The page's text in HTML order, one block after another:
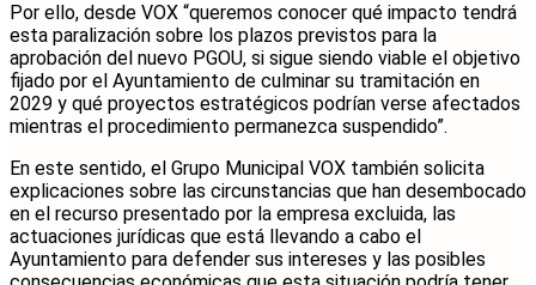
Por ello, desde VOX “queremos conocer qué impacto tendrá
esta paralización sobre los plazos previstos para la
aprobación del nuevo PGOU, si sigue siendo viable el objetivo
fijado por el Ayuntamiento de culminar su tramitación en
2029 y qué proyectos estratégicos podrían verse afectados
mientras el procedimiento permanezca suspendido”.
En este sentido, el Grupo Municipal VOX también solicita
explicaciones sobre las circunstancias que han desembocado
en el recurso presentado por la empresa excluida, las
actuaciones jurídicas que está llevando a cabo el
Ayuntamiento para defender sus intereses y las posibles